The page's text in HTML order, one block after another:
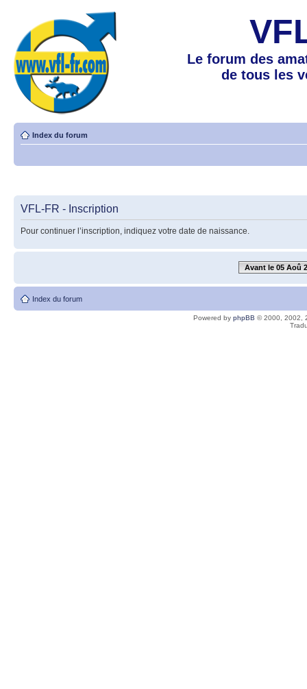
Le forum des
de tous les
Index du forum
VFL-FR - Inscription
Pour continuer l’inscription, indiquez votre date de naissance.
Avant le 05 Aoû
Index du forum
Powered by phpBB © 2000, 2002,